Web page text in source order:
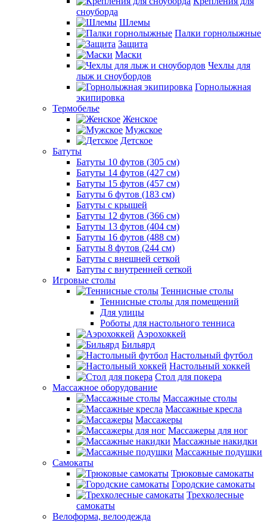
сноуборда
Шлемы
Палки горнолыжные
Защита
Маски
Чехлы для
лыж и сноубордов
Горнолыжная
экипировка
Термобелье
Женское
Мужское
Детское
Батуты
Батуты 10 футов (305 см)
Батуты 14 футов (427 см)
Батуты 15 футов (457 см)
Батуты 6 футов (183 см)
Батуты с крышей
Батуты 12 футов (366 см)
Батуты 13 футов (404 см)
Батуты 16 футов (488 см)
Батуты 8 футов (244 см)
Батуты с внешней сеткой
Батуты с внутренней сеткой
Игровые столы
Теннисные столы
Теннисные столы для помещений
Для улицы
Роботы для настольного тенниса
Аэрохоккей
Бильярд
Настольный футбол
Настольный хоккей
Стол для покера
Массажное оборудование
Массажные столы
Массажные кресла
Массажеры
Массажеры для ног
Массажные накидки
Массажные подушки
Самокаты
Трюковые самокаты
Городские самокаты
Трехколесные
самокаты
Велоформа, велоодежда